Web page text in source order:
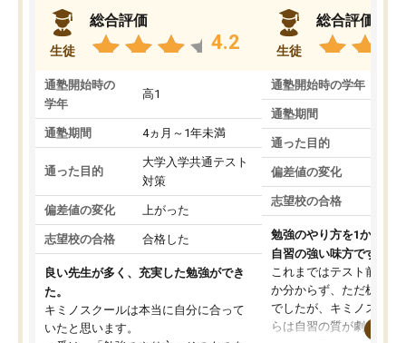
生徒
総合評価
4.2
通塾開始時の
学年
高1
通塾期間 4ヵ月～1年未満
通った目的
大学入学共通テスト
対策
偏差値の変化 上がった
志望校の合格 合格した
良い先生が多く、充実した勉強ができ
た。
キミノスクールは本当に自分に合って
いたと思います。
生徒
総合評価
通塾開始時の学年
通塾期間
通った目的
偏差値の変化
志望校の合格
勉強のやり方を1から教
自習の強い味方です。
これまではテスト前に何
か分からず、ただ机に座
でしたが、キミノスクー
らは自習の質が劇的に変